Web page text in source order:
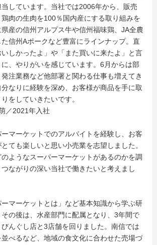
しています。当社では2006年から、販売
肉の生肉を100％国内産にする取り組みを
産の信州アルプス牛や信州福味鶏、JA全農
信州Aポークなど豊富にラインナップ。直
しかったよ」や「また買いに来たよ」と言
、やりがいを感じています。6月からは部
注業務など他部署と関わる仕事も増えてき
なりに経験を深め、お客様が商品を手に取
をしていきたいです。
／2021年入社
マーケットでのアルバイトを経験し、お客
ても楽しいと思い小売業を志望しました。
ようなスーパーマーケットがあるのかを調
ながりの深い当社で働きたいと考えまし
ーマーケットとは」など基本知識から学ぶ研
の後は、水産部門に配属となり、3年間で
んぐし店と3店舗を回りました。南信では
べるなど、地域の食文化に合わせた売場づ